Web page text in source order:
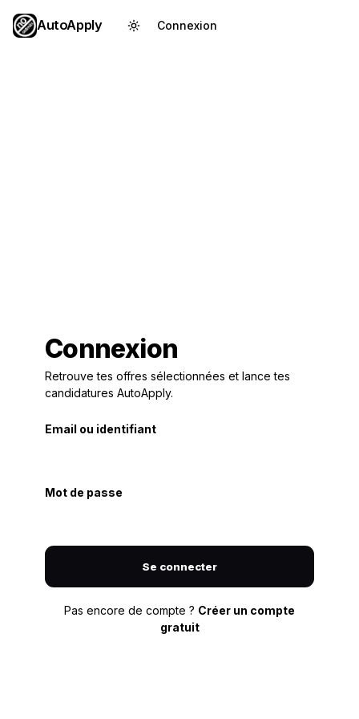
AutoApply Connexion
Connexion
Retrouve tes offres sélectionnées et lance tes
candidatures AutoApply.
Email ou identifiant
Mot de passe
Se connecter
Pas encore de compte ? Créer un compte
gratuit